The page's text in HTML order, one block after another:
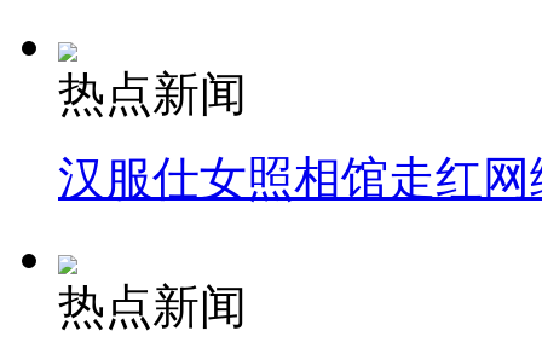
热点新闻
汉服仕女照相馆走红网
热点新闻